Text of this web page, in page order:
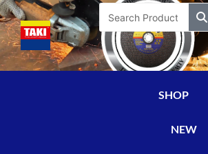
Skip
to
content
SHOP
NEW